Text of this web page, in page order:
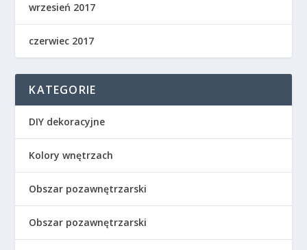
wrzesień 2017
czerwiec 2017
KATEGORIE
DIY dekoracyjne
Kolory wnętrzach
Obszar pozawnętrzarski
Obszar pozawnętrzarski